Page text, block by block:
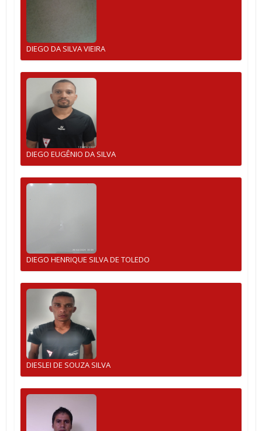
DIEGO DA SILVA VIEIRA
DIEGO EUGÊNIO DA SILVA
DIEGO HENRIQUE SILVA DE TOLEDO
DIESLEI DE SOUZA SILVA